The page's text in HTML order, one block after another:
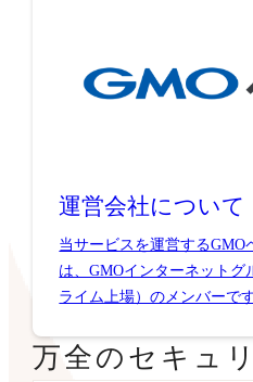
運営会社について
当サービスを運営するGMO
は、GMOインターネットグ
ライム上場）のメンバーです
万全のセキュ